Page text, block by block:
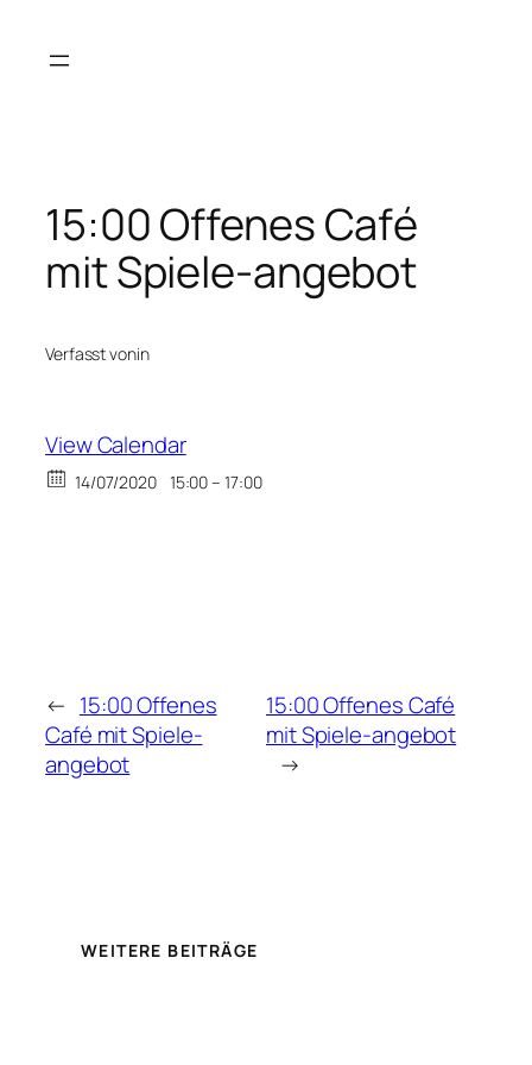
Inhalt
15:00 Offenes Café
mit Spiele-angebot
Verfasst vonin
View Calendar
14/07/2020 15:00 – 17:00
← 15:00 Offenes
Café mit Spiele-
angebot
15:00 Offenes Café
mit Spiele-angebot
→
WEITERE BEITRÄGE